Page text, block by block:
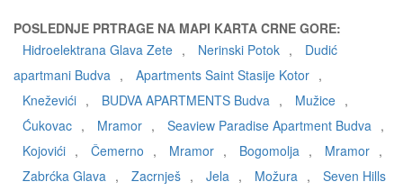
POSLEDNJE PRTRAGE NA MAPI KARTA CRNE GORE:
Hidroelektrana Glava Zete , Nerinski Potok ,
Dudić
apartmani Budva , Apartments Saint Stasije Kotor ,
Kneževići , BUDVA APARTMENTS Budva , Mužice ,
Ćukovac , Mramor , Seaview Paradise Apartment Budva ,
Kojovići , Čemerno , Mramor , Bogomolja , Mramor ,
Zabrćka Glava , Zacrnješ , Jela , Možura ,
Seven Hills